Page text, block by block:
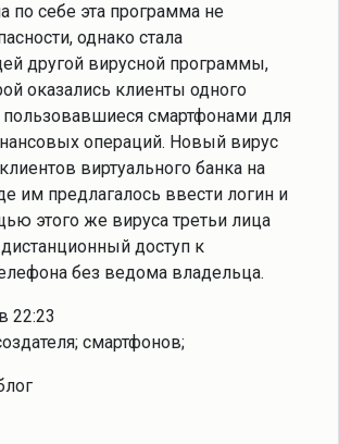
по себе эта программа не
однако стала
другой вирусной программы,
оказались клиенты одного
пользовавшиеся смартфонами для
операций. Новый вирус
виртуального банка на
им предлагалось ввести логин и
этого же вируса третьи лица
доступ к
без ведома владельца.
22:23
смартфонов;